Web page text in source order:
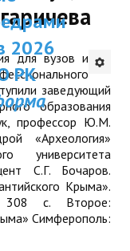
занятий
2026
РК
для вузов и
заведующий
образования
профессор Ю.М.
«Археология»
университета
С.Г. Бочаров.
Крыма».
308 с. Второе:
Симферополь: